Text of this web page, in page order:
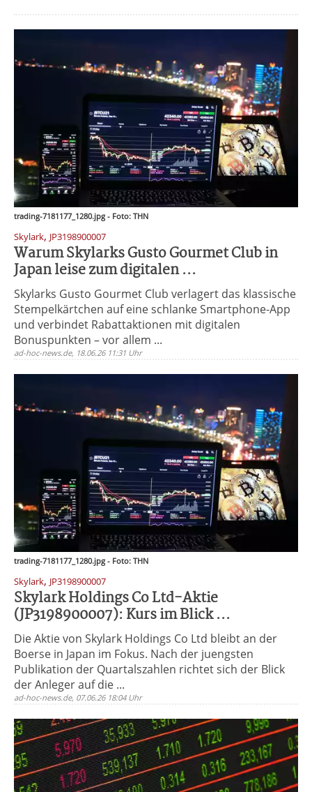
trading-7181177_1280.jpg - Foto: THN
Skylark, JP3198900007
Warum Skylarks Gusto Gourmet Club in
Japan leise zum digitalen ...
Skylarks Gusto Gourmet Club verlagert das klassische
Stempelkärtchen auf eine schlanke Smartphone-App
und verbindet Rabattaktionen mit digitalen
Bonuspunkten – vor allem ...
ad-hoc-news.de, 18.06.26 11:31 Uhr
trading-7181177_1280.jpg - Foto: THN
Skylark, JP3198900007
Skylark Holdings Co Ltd-Aktie
(JP3198900007): Kurs im Blick ...
Die Aktie von Skylark Holdings Co Ltd bleibt an der
Boerse in Japan im Fokus. Nach der juengsten
Publikation der Quartalszahlen richtet sich der Blick
der Anleger auf die ...
ad-hoc-news.de, 07.06.26 18:04 Uhr